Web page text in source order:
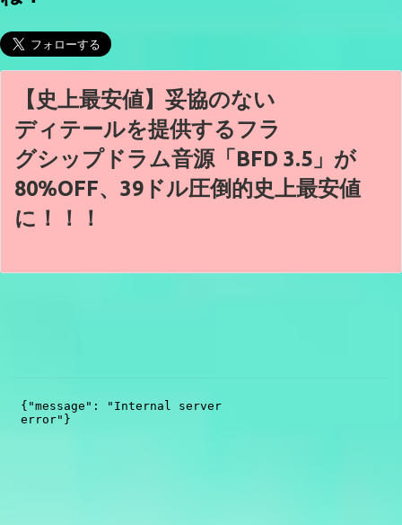
【史上最安値】妥協のない
ディテールを提供するフラ
グシップドラム音源「BFD 3.5」が
80%OFF、39ドル圧倒的史上最安値
に！！！